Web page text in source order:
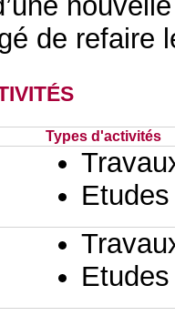
de refaire
Types d'activités